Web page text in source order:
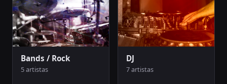
Ver todos
Bands / Rock
5 artistas
DJ
7 artistas